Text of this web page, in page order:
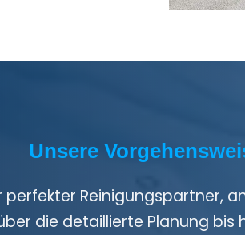
Unsere
perfekter Reinigungspartner,
die detaillierte Planung bis